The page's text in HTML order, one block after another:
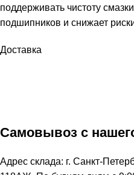
поддерживать чистоту
подшипников и снижает
Доставка
Самовывоз с
Адрес склада: г. Санкт-